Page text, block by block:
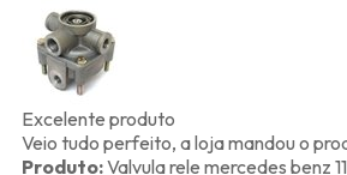
Excelente produto
Veio tudo perfeito, a loja mandou o
Produto:Valvula rele mercedes benz